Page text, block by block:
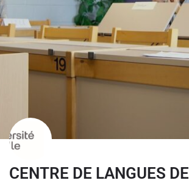
CENTRE DE LANGUES DE